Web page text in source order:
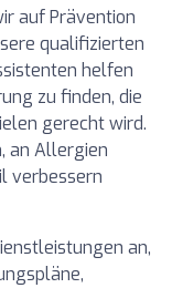
auf Prävention
qualifizierten
helfen
zu finden, die
gerecht wird.
an Allergien
verbessern
an,